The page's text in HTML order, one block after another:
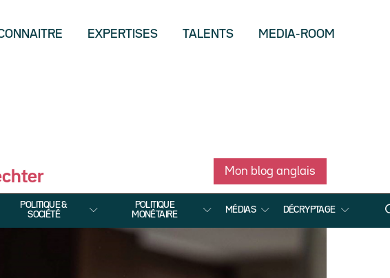
EXPERTISES TALENTS MEDIA-ROOM
Mon blog anglais
POLITIQUE &
SOCIÉTÉ
POLITIQUE
MONÉTAIRE
MÉDIAS DÉCRYPTAGE